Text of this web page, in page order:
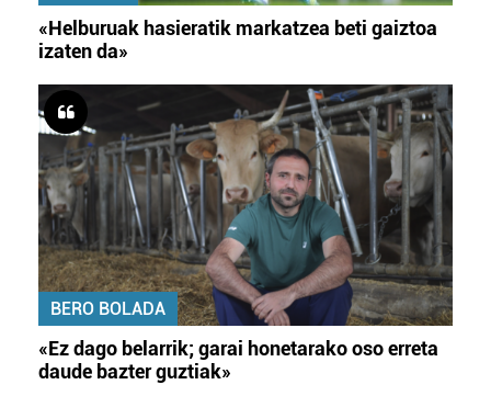
«Helburuak hasieratik markatzea beti gaiztoa
izaten da»
BERO BOLADA
«Ez dago belarrik; garai honetarako oso erreta
daude bazter guztiak»